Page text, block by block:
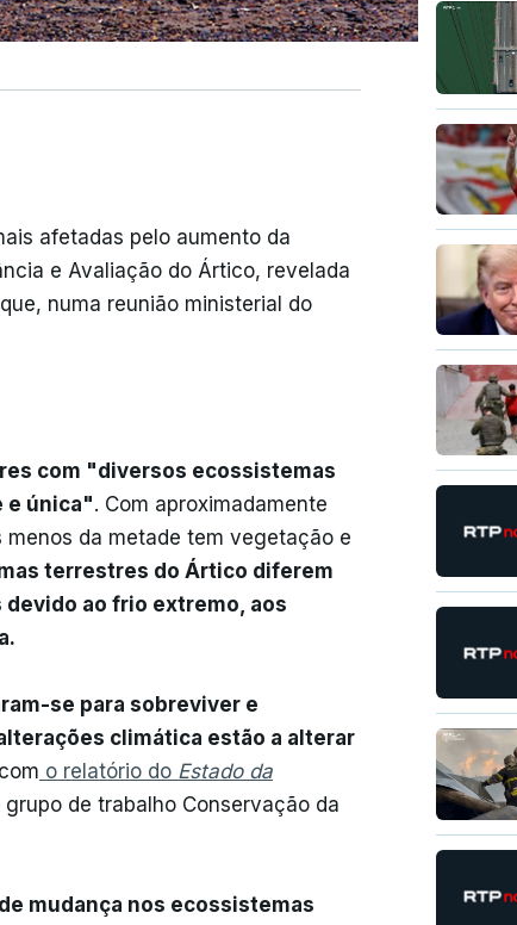
afetadas pelo aumento da
e Avaliação do Ártico, revelada
numa reunião ministerial do
com "diversos ecossistemas
e única". Com aproximadamente
da metade tem vegetação e
terrestres do Ártico diferem
ao frio extremo, aos
se para sobreviver e
climática estão a alterar
o relatório do Estado da
de trabalho Conservação da
mudança nos ecossistemas